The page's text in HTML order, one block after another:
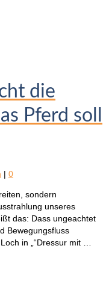
die
Pferd soll
| 0
sondern
unseres
das: Dass ungeachtet
Bewegungsfluss
in „“Dressur mit …